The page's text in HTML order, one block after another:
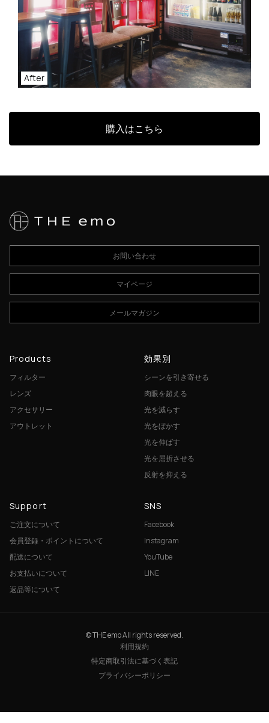
After
購入はこちら
お問い合わせ
マイページ
メールマガジン
Products
フィルター
レンズ
アクセサリー
アウトレット
効果別
シーンを引き寄せる
肉眼を超える
光を減らす
光をぼかす
光を伸ばす
光を屈折させる
反射を抑える
Support
ご注文について
会員登録・ポイントについて
配送について
お支払いについて
返品等について
SNS
Facebook
Instagram
YouTube
LINE
© THE emo All rights reserved.
利用規約
特定商取引法に基づく表記
プライバシーポリシー